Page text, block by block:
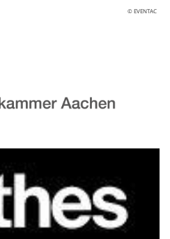
© EVENTAC